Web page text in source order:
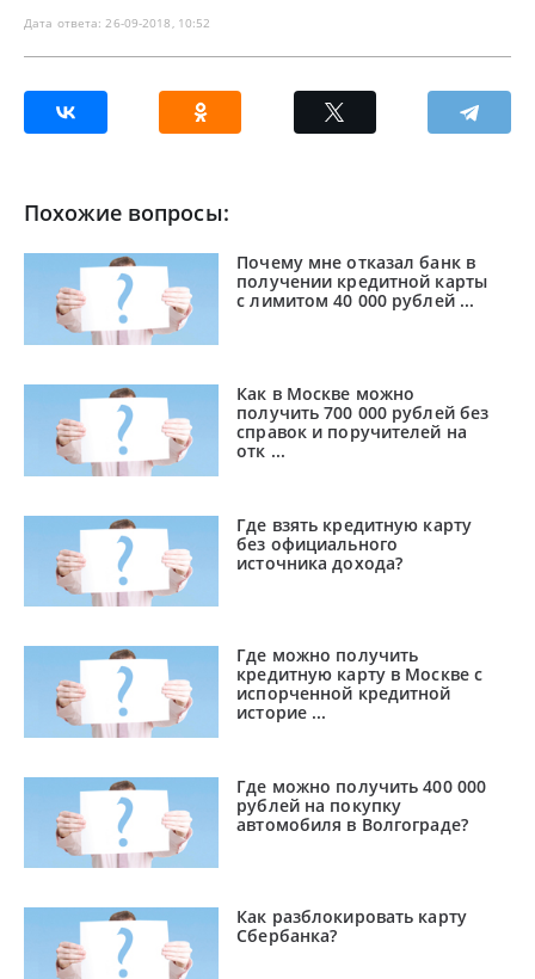
Дата ответа: 26-09-2018, 10:52
Похожие вопросы:
Почему мне отказал банк в
получении кредитной карты
с лимитом 40 000 рублей ...
Как в Москве можно
получить 700 000 рублей без
справок и поручителей на
отк ...
Где взять кредитную карту
без официального
источника дохода?
Где можно получить
кредитную карту в Москве с
испорченной кредитной
историе ...
Где можно получить 400 000
рублей на покупку
автомобиля в Волгограде?
Как разблокировать карту
Сбербанка?